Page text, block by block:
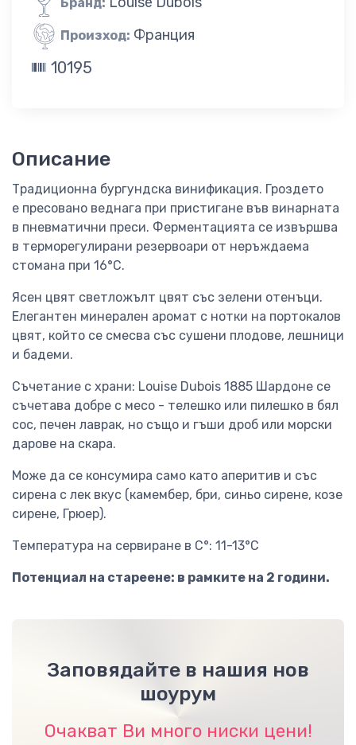
Произход: Франция
10195
Описание
Традиционна бургундска винификация. Гроздето
е пресовано веднага при пристигане във винарната
в пневматични преси. Ферментацията се извършва
в терморегулирани резервоари от неръждаема
стомана при 16°C.
Ясен цвят светложълт цвят със зелени отенъци.
Елeгантен минерален аромат с нотки на портокалов
цвят, който се смесва със сушени плодове, лешници
и бадеми.
Съчетание с храни: Louise Dubois 1885 Шардоне се
съчетава добре с месо - телешко или пилешко в бял
сос, печен лаврак, но също и гъши дроб или морски
дарове на скара.
Може да се консумира само като аперитив и със
сирена с лек вкус (камембер, бри, синьо сирене, козе
сирене, Грюер).
Температура на сервиране в C°: 11-13°C
Потенциал на стареене: в рамките на 2 години.
Заповядайте в нашия нов
шоурум
Очакват Ви много ниски цени!